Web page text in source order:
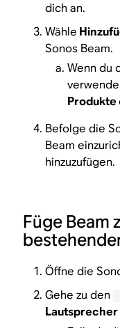
dich an.
Wähle
Sonos Beam.
Wenn du
Befolge die
Beam
hinzuzufügen.
Füge Beam
Öffne die
Gehe zu den